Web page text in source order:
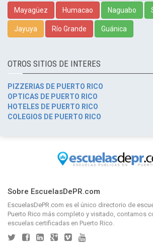
Mayagüez Humacao Naguabo
Jayuya Río Grande Guánica
OTROS SITIOS DE INTERES
PIZZERIAS DE PUERTO RICO
OPTICAS DE PUERTO RICO
HOTELES DE PUERTO RICO
COLEGIOS DE PUERTO RICO
Sobre EscuelasDePR.com
EscuelasDePR.com es el único directorio de
Puerto Rico más completo y visitado, contamos
escuelas certificadas en Puerto Rico.